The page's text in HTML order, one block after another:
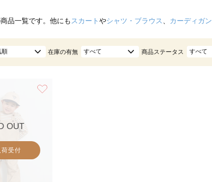
品一覧です。他にも スカートやシャツ・ブラウス カーディガン
順 在庫の有無 すべて 商品ステータス すべて
OUT
荷受付